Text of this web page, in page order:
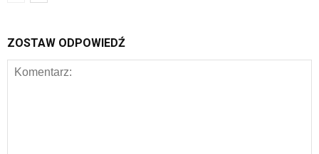
ZOSTAW ODPOWIEDŹ